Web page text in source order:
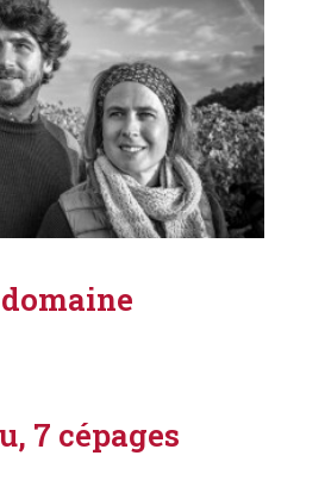
7 cépages